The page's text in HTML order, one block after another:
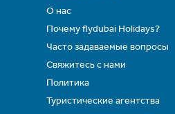
О нас
Почему flydubai Holidays?
Часто задаваемые вопросы
Свяжитесь с нами
Политика
Туристические агентства